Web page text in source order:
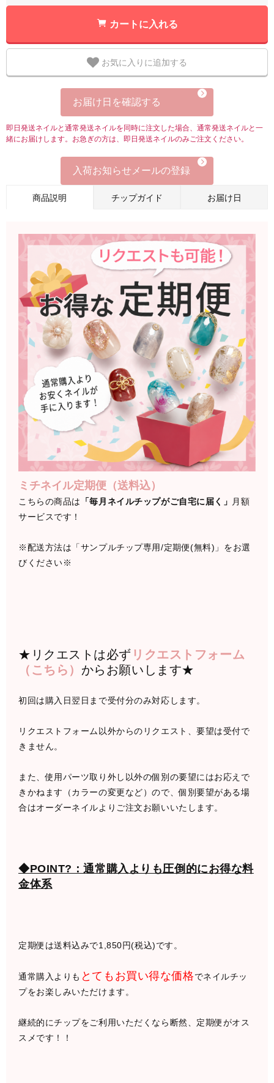
カートに入れる
お気に入りに追加する
お届け日を確認する
即日発送ネイルと通常発送ネイルを同時に注文した場合、通常発送ネイルと一
緒にお届けします。お急ぎの方は、即日発送ネイルのみご注文ください。
入荷お知らせメールの登録
商品説明 チップガイド お届け日
ミチネイル定期便（送料込）
こちらの商品は 「毎月ネイルチップがご自宅に届く」
月額
サービスです！
※配送方法は「サンプルチップ専用/定期便(無料)」をお選
びください※
★リクエストは必ず リクエストフォーム
（こちら） からお願いします★
初回は購入日翌日まで受付分のみ対応します。
リクエストフォーム以外からのリクエスト、要望は受付で
きません。
また、使用パーツ取り外し以外の個別の要望にはお応えで
きかねます（カラーの変更など）ので、個別要望がある場
合はオーダーネイルよりご注文お願いいたします。
◆POINT?：通常購入よりも圧倒的にお得な料
金体系
定期便は送料込みで1,850円(税込)です。
通常購入よりも とてもお買い得な価格でネイルチッ
プをお楽しみいただけます。
継続的にチップをご利用いただくなら断然、定期便がオス
スメです！！